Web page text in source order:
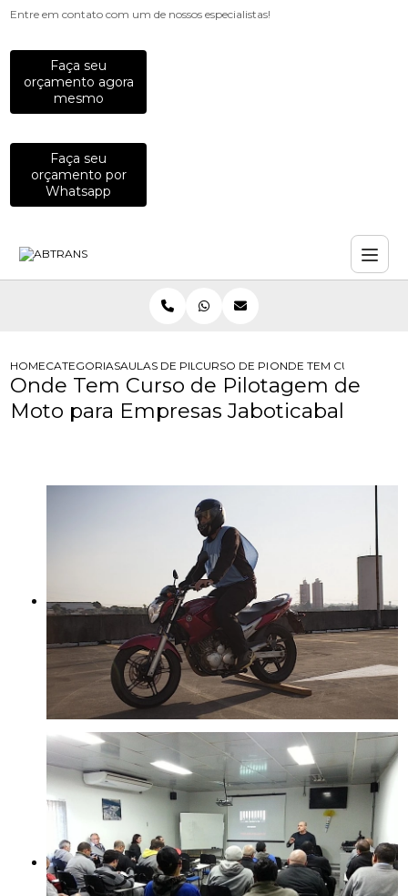
Entre em contato com um de nossos especialistas!
Faça seu
orçamento agora
mesmo
Faça seu
orçamento por
Whatsapp
HOMECATEGORIASAULAS DE PILOTAGEM PARA EMPRESAS
CURSO DE PILOTAGEM DE MOTO
ONDE TEM CURSO DE
Onde Tem Curso de Pilotagem de
Moto para Empresas Jaboticabal